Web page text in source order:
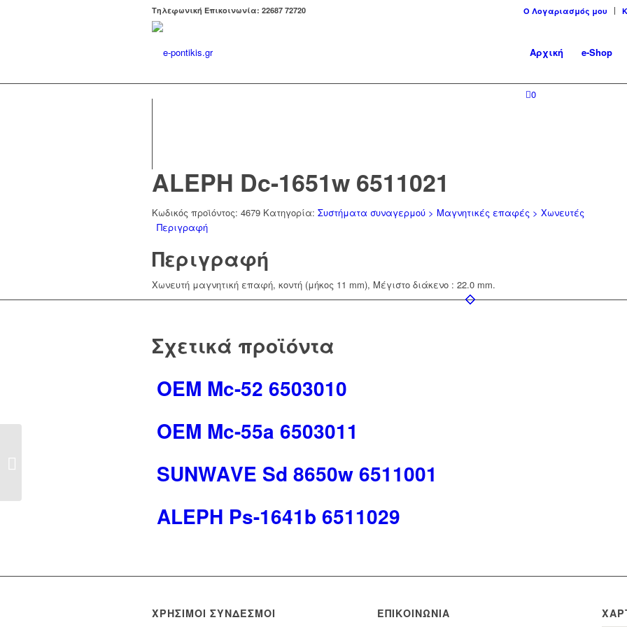
Ο Λογαριασμός μου
Tηλεφωνική Επικοινωνία: 22687 72720
Αρχική e-Shop
0
ALEPH Dc-1651w 6511021
Κωδικός προϊόντος: 4679 Κατηγορία: Συστήματα συναγερμού > Μαγνητικές επαφές > Χωνευτές
Περιγραφή
Περιγραφή
Χωνευτή μαγνητική επαφή, κοντή (μήκος 11 mm), Μέγιστο διάκενο : 22.0 mm.
Σχετικά προϊόντα
OEM Mc-52 6503010
OEM Mc-55a 6503011
SUΝWΑVΕ Sd 8650w 6511001
ALEPH Ps-1641b 6511029
ΧΡΉΣΙΜΟΙ ΣΎΝΔΕΣΜΟΙ ΕΠΙΚΟΙΝΩΝΊΑ